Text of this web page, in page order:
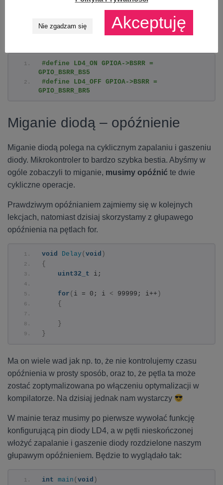
Tak oto możemy kontrolować świecenie diody. Fajnie
byłoby jeszcze wyprowadzić wygodne makra, które od
#define LD4_ON GPIOA->BSRR =
GPIO_BSRR_BS5
#define LD4_OFF GPIOA->BSRR =
GPIO_BSRR_BR5
Miganie diodą – opóźnienie
Miganie diodą polega na cyklicznym zapalaniu i gaszeniu
diody. Mikrokontroler to bardzo szybka bestia. Abyśmy w
ogóle zobaczyli to miganie, musimy opóźnić te dwie
cykliczne operacje.
Prawdziwym opóźnianiem zajmiemy się w kolejnych
lekcjach, natomiast dzisiaj skorzystamy z głupawego
opóźnienia na pętlach for.
void Delay ( void )
{
uint32_t i;
for ( i = 0; i < 99999; i++ )
{
}
}
Ma on wiele wad jak np. to, że nie kontrolujemy czasu
opóźnienia w prosty sposób, oraz to, że pętla ta może
zostać zoptymalizowana po włączeniu optymalizacji w
kompilatorze. Na dzisiaj jednak nam wystarczy
W mainie teraz musimy po pierwsze wywołać funkcję
konfigurującą pin diody LD4, a w pętli nieskończonej
włożyć zapalanie i gaszenie diody rozdzielone naszym
głupawym opóźnieniem. Będzie to wyglądało tak:
int main ( void )
Nie zgadzam się Akceptuję